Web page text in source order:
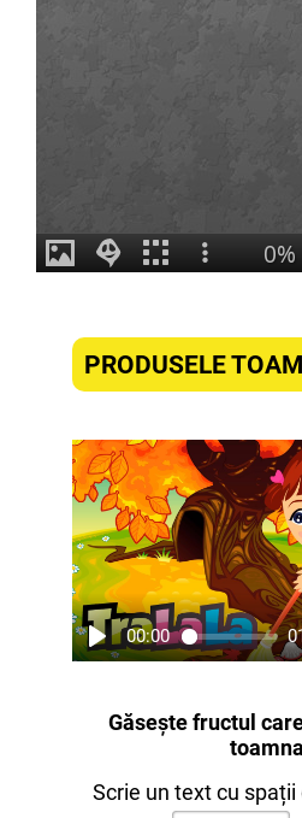
PRODUSELE
00:00
Găsește fructul
Scrie un text cu